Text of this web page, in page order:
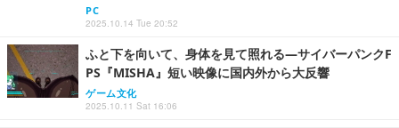
PC
2025.10.14 Tue 20:52
ふと下を向いて、身体を見て照れる―サイバーパンクF
PS『MISHA』短い映像に国内外から大反響
ゲーム文化
2025.10.11 Sat 16:06